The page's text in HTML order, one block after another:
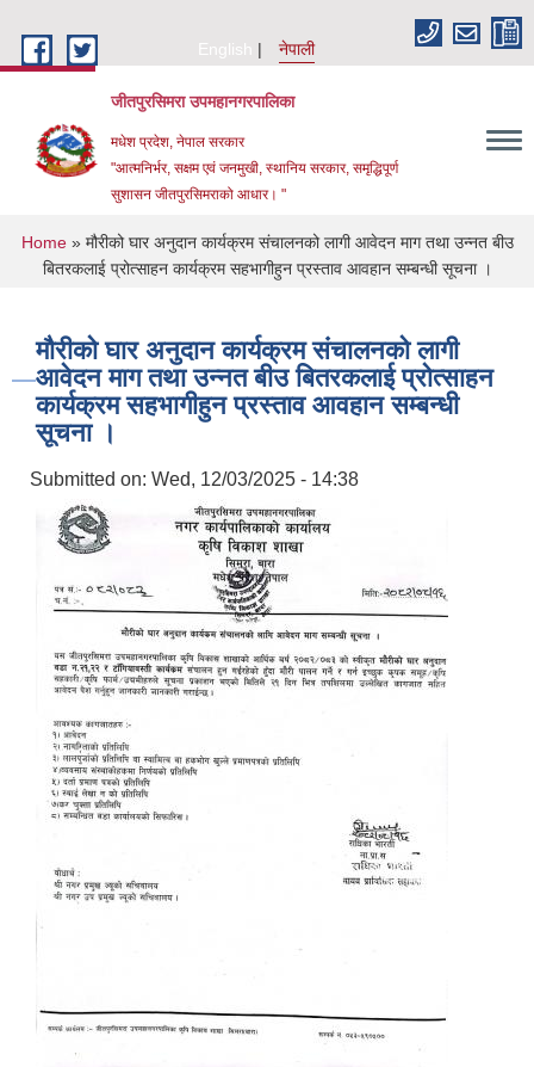
English
नेपाली
जीतपुरसिमरा उपमहानगरपालिका
मधेश प्रदेश, नेपाल सरकार
"आत्मनिर्भर, सक्षम एवं जनमुखी, स्थानिय सरकार, समृद्धिपूर्ण
सुशासन जीतपुरसिमराको आधार। "
You are here
Home» मौरीको घार अनुदान कार्यक्रम संचालनको लागी आवेदन माग तथा उन्नत बीउ
बितरकलाई प्रोत्साहन कार्यक्रम सहभागीहुन प्रस्ताव आवहान सम्बन्धी सूचना ।
मौरीको घार अनुदान कार्यक्रम संचालनको लागी
आवेदन माग तथा उन्नत बीउ बितरकलाई प्रोत्साहन
कार्यक्रम सहभागीहुन प्रस्ताव आवहान सम्बन्धी
सूचना ।
Submitted on: Wed, 12/03/2025 - 14:38